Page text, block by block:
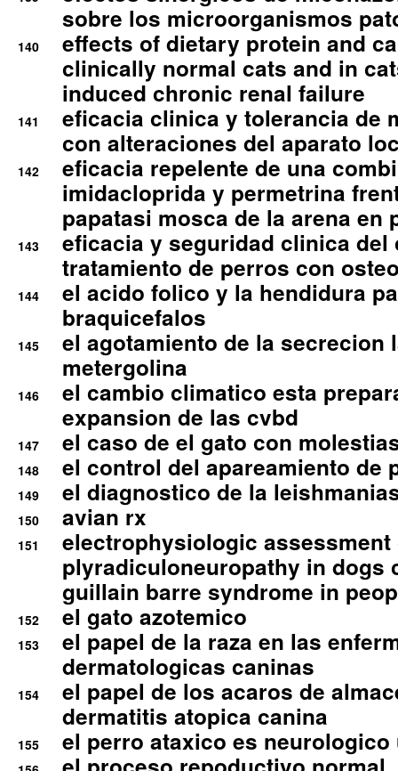
sobre los microorganismos
140
effects of dietary protein and
clinically normal cats and in
induced chronic renal failure
141
eficacia clinica y tolerancia de
con alteraciones del aparato
142
eficacia repelente de una
imidacloprida y permetrina
papatasi mosca de la arena en
143
eficacia y seguridad clinica del
tratamiento de perros con
144
el acido folico y la hendidura
braquicefalos
145
el agotamiento de la secrecion
metergolina
146
el cambio climatico esta
expansion de las cvbd
147 el caso de el gato con
148 el control del apareamiento de
149 el diagnostico de la
150 avian rx
151
electrophysiologic assessment
plyradiculoneuropathy in dogs
guillain barre syndrome in
152 el gato azotemico
153
el papel de la raza en las
dermatologicas caninas
154
el papel de los acaros de
dermatitis atopica canina
155 el perro ataxico es